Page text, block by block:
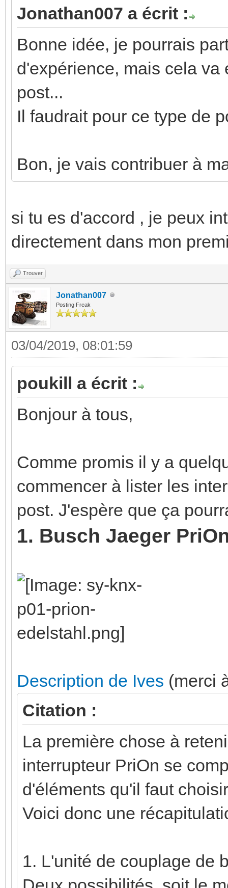
Jonathan007 a écrit :
Bonne idée, je pourrais
d'expérience, mais cela
post...
Il faudrait pour ce type de
Bon, je vais contribuer à
si tu es d'accord , je peux
directement dans mon
Trouver
Jonathan007
Posting Freak
03/04/2019, 08:01:59
poukill a écrit :
Bonjour à tous,
Comme promis il y a
commencer à lister les
post. J'espère que ça
1. Busch Jaeger
Description de Ives (merci
Citation :
La première chose à
interrupteur PriOn se
d'éléments qu'il faut
Voici donc une
1. L'unité de couplage de